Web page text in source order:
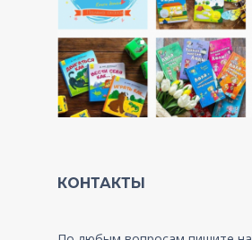
КОНТАКТЫ